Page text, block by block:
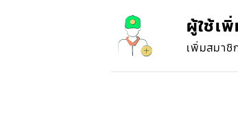
ผู้ใช้เ
เพิ่มสมา